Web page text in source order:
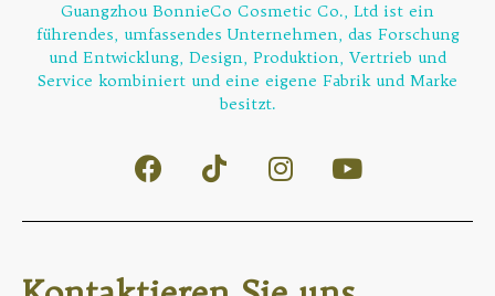
Guangzhou BonnieCo Cosmetic Co., Ltd ist ein
führendes, umfassendes Unternehmen, das Forschung
und Entwicklung, Design, Produktion, Vertrieb und
Service kombiniert und eine eigene Fabrik und Marke
besitzt.